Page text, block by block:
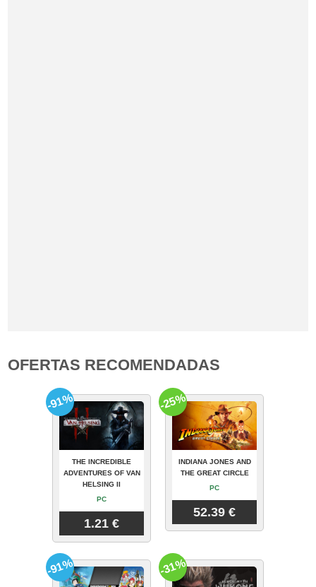
OFERTAS RECOMENDADAS
THE INCREDIBLE
ADVENTURES OF VAN
HELSING II
PC
1.21 €
-91%
INDIANA JONES AND
THE GREAT CIRCLE
PC
52.39 €
-25%
-91% -31%